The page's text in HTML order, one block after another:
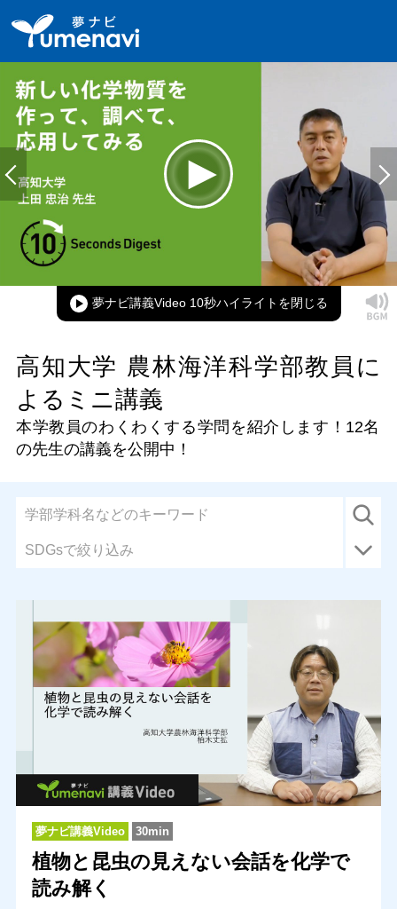
Time
Picture-
in-
Picture
夢ナビ講義Video 10秒ハイライト
高知大学 農林海洋科学部教員に
よるミニ講義
本学教員のわくわくする学問を紹介します！ 12名
の先生の講義を公開中！
SDGsで絞り込み
夢ナビ講義Video 30min
植物と昆虫の見えない会話を化学で
読み解く